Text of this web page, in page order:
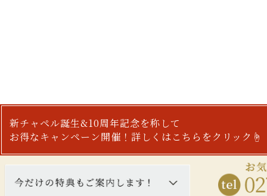
新チャペル誕生&10周年記念を称して
お得なキャンペーン開催！詳しくはこちらをクリック☝︎